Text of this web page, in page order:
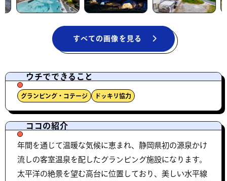
すべての画像を見る
ウチでできること
グランピング・コテージ ドッキリ協力
ココの紹介
年間を通じて温暖な気候に恵まれ、静岡県初の源泉かけ
流しの客室温泉を配したグランピング施設になります。
太平洋の絶景を望む高台に位置しており、美しい水平線